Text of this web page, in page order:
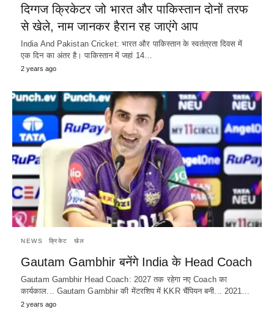
दिग्गज क्रिकेटर जो भारत और पाकिस्तान दोनों तरफ
से खेले, नाम जानकर हैरान रह जाएंगे आप
India And Pakistan Cricket: भारत और पाकिस्तान के स्वतंत्रता दिवस में
एक दिन का अंतर है। पाकिस्तान में जहां 14…
2 years ago
NEWS क्रिकेट खेल
Gautam Gambhir बनेंगे India के Head Coach
Gautam Gambhir Head Coach: 2027 तक रहेगा नए Coach का
कार्यकाल... Gautam Gambhir की मेंटरशिप में KKR चैंपियन बनी... 2021…
2 years ago